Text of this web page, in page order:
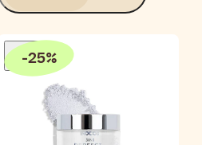
-25%